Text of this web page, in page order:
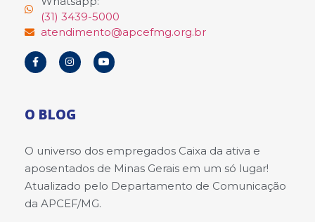
(31) 3439-5000
atendimento@apcefmg.org.br
O BLOG
O universo dos empregados Caixa da ativa e
aposentados de Minas Gerais em um só lugar!
Atualizado pelo Departamento de Comunicação
da APCEF/MG.